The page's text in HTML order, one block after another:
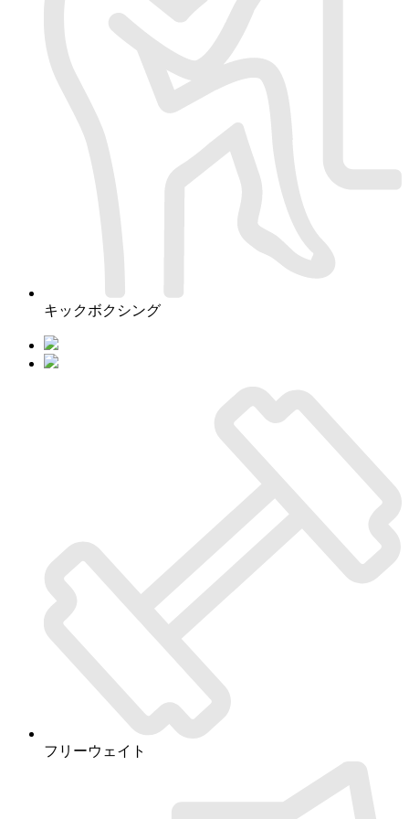
キックボクシング
フリーウェイト